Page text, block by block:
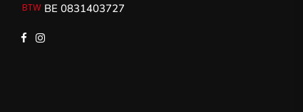
BE 0831403727